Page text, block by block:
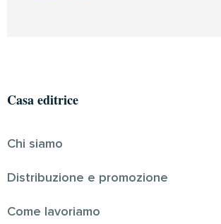
Casa editrice
Chi siamo
Distribuzione e promozione
Come lavoriamo